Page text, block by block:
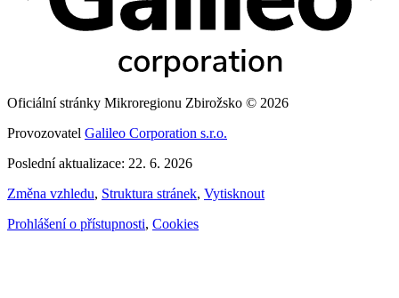
Oficiální stránky Mikroregionu Zbirožsko © 2026
Provozovatel Galileo Corporation s.r.o.
Poslední aktualizace: 22. 6. 2026
Změna vzhledu, Struktura stránek, Vytisknout
Prohlášení o přístupnosti, Cookies